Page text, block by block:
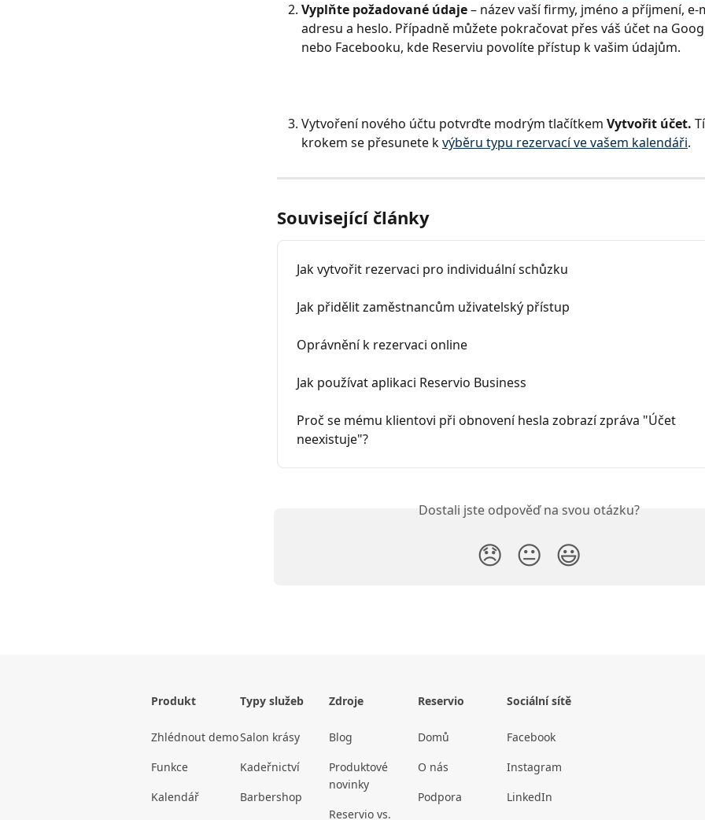
Vyplňte požadované údaje – název vaší firmy, jméno a příjmení,
adresu a heslo. Případně můžete pokračovat přes váš účet na
nebo Facebooku, kde Reserviu povolíte přístup k vašim údajům.
Vytvoření nového účtu potvrďte modrým tlačítkem Vytvořit účet.
krokem se přesunete k výběru typu rezervací ve vašem kalendáři.
Související články
Jak vytvořit rezervaci pro individuální schůzku
Jak přidělit zaměstnancům uživatelský přístup
Oprávnění k rezervaci online
Jak používat aplikaci Reservio Business
Proč se mému klientovi při obnovení hesla zobrazí zpráva "Účet
neexistuje"?
Dostali jste odpověď na svou otázku?
😞 😐 😃
Produkt
Zhlédnout demo
Funkce
Kalendář
Typy služeb
Salon krásy
Kadeřnictví
Barbershop
Zdroje
Blog
Produktové
novinky
Reservio vs.
Reservio
Domů
O nás
Podpora
Sociální sítě
Facebook
Instagram
LinkedIn